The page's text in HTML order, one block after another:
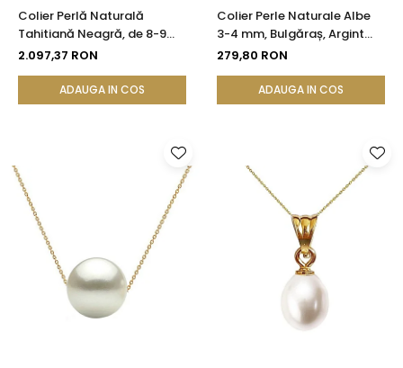
Colier Perlă Naturală
Tahitiană Neagră, de 8-9
mm, AAA, Aur Galben 14K cu
2.097,37 RON
ADAUGA IN COS
Colier Perle Naturale Albe
3-4 mm, Bulgăraș, Argint
925, Calitate AAA |
279,80 RON
ADAUGA IN COS